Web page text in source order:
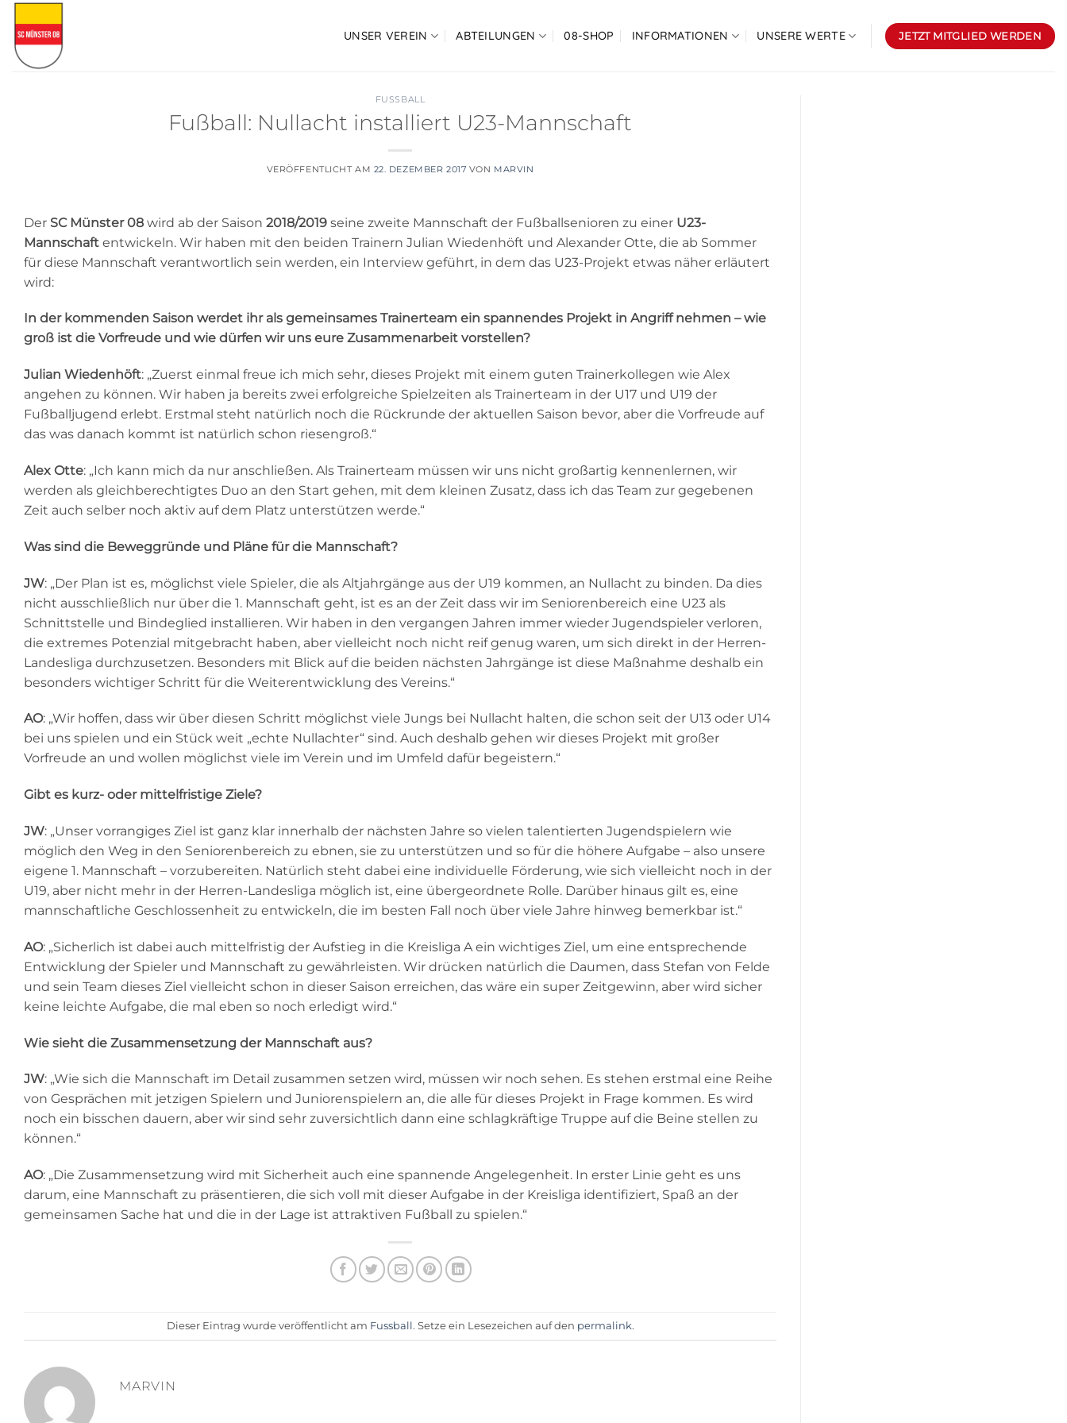
Zum
Inhalt
springen
UNSER VEREIN ABTEILUNGEN 08-SHOP INFORMATIONEN UNSERE WERTE JETZT MITGLIED WERDEN
FUSSBALL
Fußball: Nullacht installiert U23-Mannschaft
VERÖFFENTLICHT AM 22. DEZEMBER 2017 VON MARVIN
Der SC Münster 08 wird ab der Saison 2018/2019 seine zweite Mannschaft der Fußballsenioren zu einer U23-
Mannschaft entwickeln. Wir haben mit den beiden Trainern Julian Wiedenhöft und Alexander Otte, die ab Sommer
für diese Mannschaft verantwortlich sein werden, ein Interview geführt, in dem das U23-Projekt etwas näher erläutert
wird:
In der kommenden Saison werdet ihr als gemeinsames Trainerteam ein spannendes Projekt in Angriff nehmen – wie
groß ist die Vorfreude und wie dürfen wir uns eure Zusammenarbeit vorstellen?
Julian Wiedenhöft: „Zuerst einmal freue ich mich sehr, dieses Projekt mit einem guten Trainerkollegen wie Alex
angehen zu können. Wir haben ja bereits zwei erfolgreiche Spielzeiten als Trainerteam in der U17 und U19 der
Fußballjugend erlebt. Erstmal steht natürlich noch die Rückrunde der aktuellen Saison bevor, aber die Vorfreude auf
das was danach kommt ist natürlich schon riesengroß.“
Alex Otte: „Ich kann mich da nur anschließen. Als Trainerteam müssen wir uns nicht großartig kennenlernen, wir
werden als gleichberechtigtes Duo an den Start gehen, mit dem kleinen Zusatz, dass ich das Team zur gegebenen
Zeit auch selber noch aktiv auf dem Platz unterstützen werde.“
Was sind die Beweggründe und Pläne für die Mannschaft?
JW: „Der Plan ist es, möglichst viele Spieler, die als Altjahrgänge aus der U19 kommen, an Nullacht zu binden. Da dies
nicht ausschließlich nur über die 1. Mannschaft geht, ist es an der Zeit dass wir im Seniorenbereich eine U23 als
Schnittstelle und Bindeglied installieren. Wir haben in den vergangen Jahren immer wieder Jugendspieler verloren,
die extremes Potenzial mitgebracht haben, aber vielleicht noch nicht reif genug waren, um sich direkt in der Herren-
Landesliga durchzusetzen. Besonders mit Blick auf die beiden nächsten Jahrgänge ist diese Maßnahme deshalb ein
besonders wichtiger Schritt für die Weiterentwicklung des Vereins.“
AO: „Wir hoffen, dass wir über diesen Schritt möglichst viele Jungs bei Nullacht halten, die schon seit der U13 oder U14
bei uns spielen und ein Stück weit „echte Nullachter“ sind. Auch deshalb gehen wir dieses Projekt mit großer
Vorfreude an und wollen möglichst viele im Verein und im Umfeld dafür begeistern.“
Gibt es kurz- oder mittelfristige Ziele?
JW: „Unser vorrangiges Ziel ist ganz klar innerhalb der nächsten Jahre so vielen talentierten Jugendspielern wie
möglich den Weg in den Seniorenbereich zu ebnen, sie zu unterstützen und so für die höhere Aufgabe – also unsere
eigene 1. Mannschaft – vorzubereiten. Natürlich steht dabei eine individuelle Förderung, wie sich vielleicht noch in der
U19, aber nicht mehr in der Herren-Landesliga möglich ist, eine übergeordnete Rolle. Darüber hinaus gilt es, eine
mannschaftliche Geschlossenheit zu entwickeln, die im besten Fall noch über viele Jahre hinweg bemerkbar ist.“
AO: „Sicherlich ist dabei auch mittelfristig der Aufstieg in die Kreisliga A ein wichtiges Ziel, um eine entsprechende
Entwicklung der Spieler und Mannschaft zu gewährleisten. Wir drücken natürlich die Daumen, dass Stefan von Felde
und sein Team dieses Ziel vielleicht schon in dieser Saison erreichen, das wäre ein super Zeitgewinn, aber wird sicher
keine leichte Aufgabe, die mal eben so noch erledigt wird.“
Wie sieht die Zusammensetzung der Mannschaft aus?
JW: „Wie sich die Mannschaft im Detail zusammen setzen wird, müssen wir noch sehen. Es stehen erstmal eine Reihe
von Gesprächen mit jetzigen Spielern und Juniorenspielern an, die alle für dieses Projekt in Frage kommen. Es wird
noch ein bisschen dauern, aber wir sind sehr zuversichtlich dann eine schlagkräftige Truppe auf die Beine stellen zu
können.“
AO: „Die Zusammensetzung wird mit Sicherheit auch eine spannende Angelegenheit. In erster Linie geht es uns
darum, eine Mannschaft zu präsentieren, die sich voll mit dieser Aufgabe in der Kreisliga identifiziert, Spaß an der
gemeinsamen Sache hat und die in der Lage ist attraktiven Fußball zu spielen.“
Dieser Eintrag wurde veröffentlicht am Fussball. Setze ein Lesezeichen auf den permalink.
MARVIN